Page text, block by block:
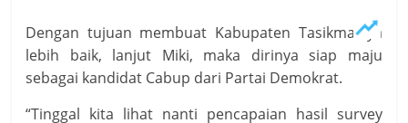
Dengan tujuan membuat Kabupaten Tasikmalaya
lebih baik, lanjut Miki, maka dirinya siap maju
sebagai kandidat Cabup dari Partai Demokrat.
“Tinggal kita lihat nanti pencapaian hasil survey